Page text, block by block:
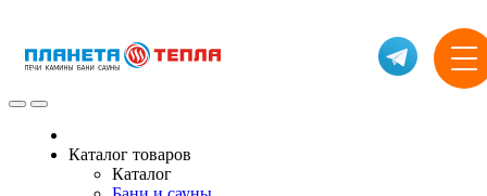
Каталог товаров
Каталог